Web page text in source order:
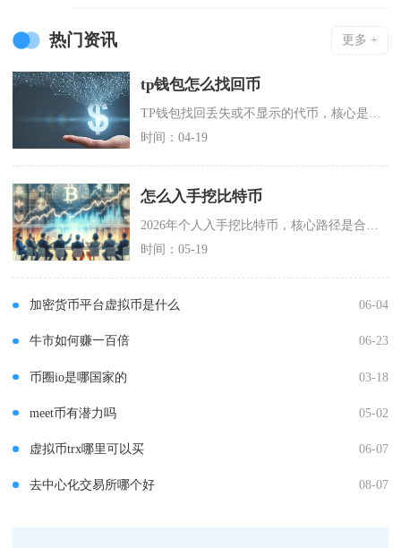
热门资讯 更多 +
tp钱包怎么找回币
时间：04-19
怎么入手挖比特币
时间：05-19
加密货币平台虚拟币是什么 06-04
牛市如何赚一百倍 06-23
币圈io是哪国家的 03-18
meet币有潜力吗 05-02
虚拟币trx哪里可以买 06-07
去中心化交易所哪个好 08-07